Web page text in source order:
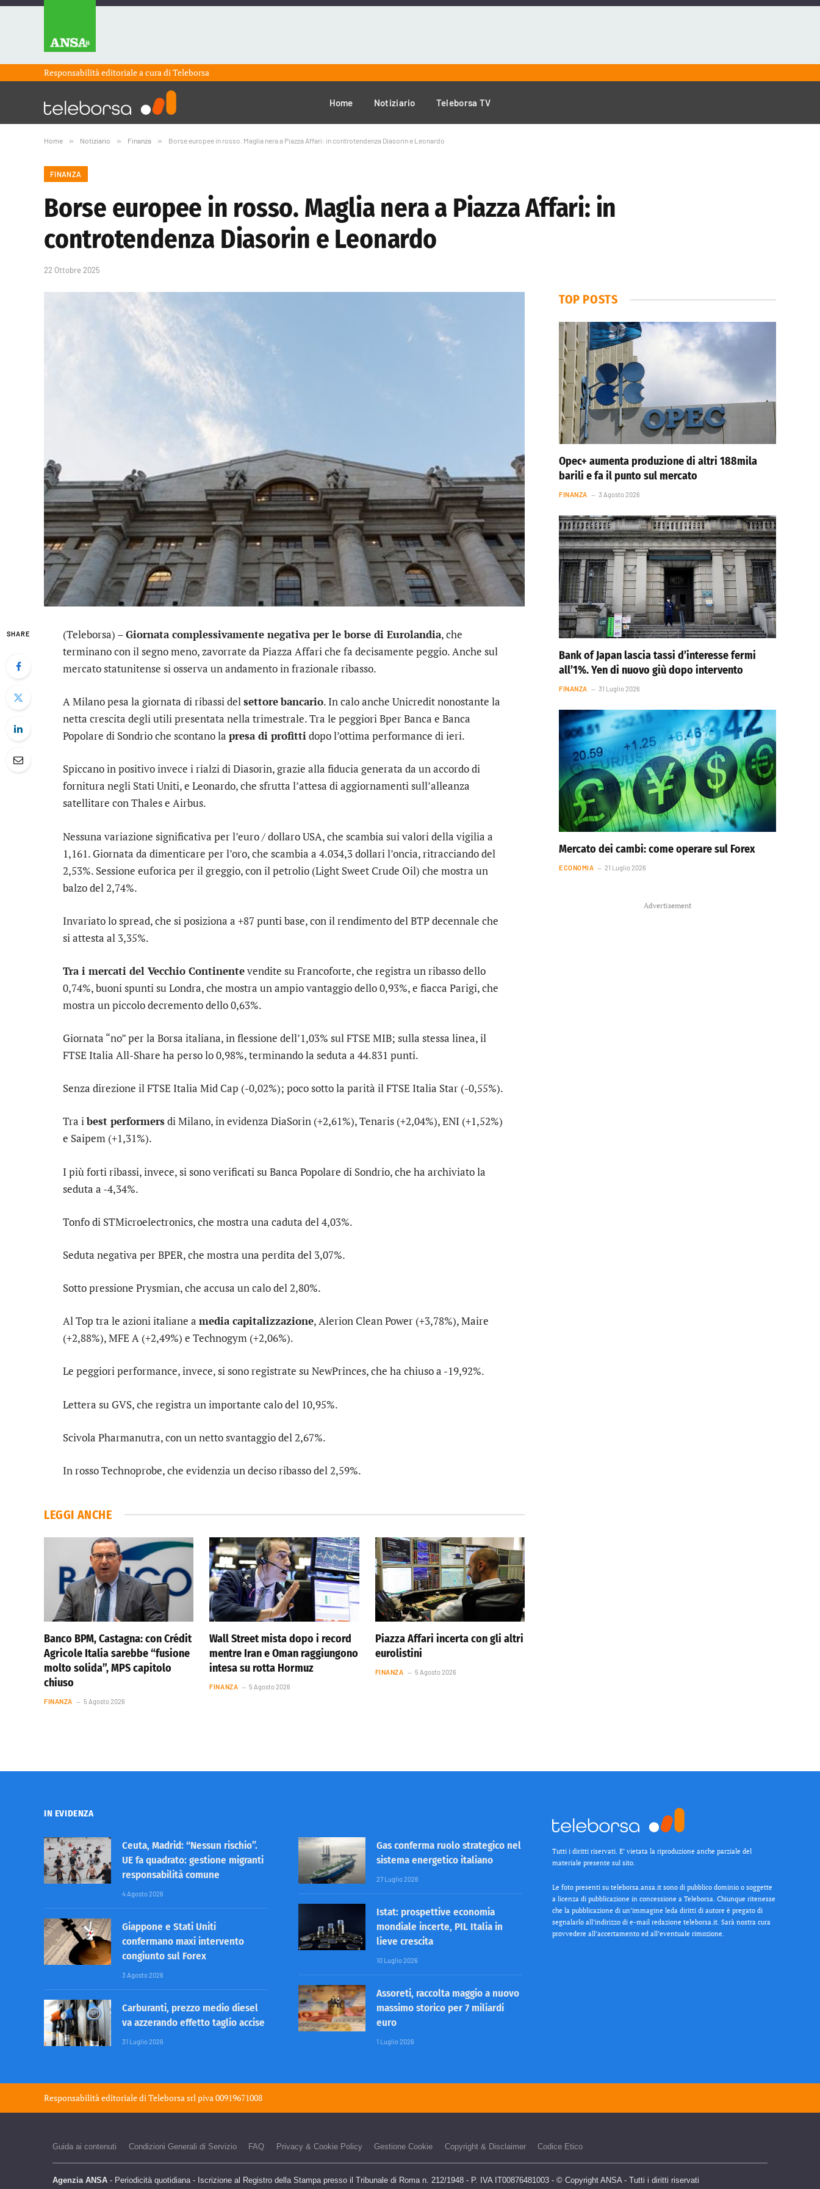
Responsabilità editoriale a cura diTeleborsa
Home Notiziario Teleborsa TV
Home » Notiziario » Finanza » Borse europee in rosso. Maglia nera a Piazza Affari: in controtendenza Diasorin e Leonardo
FINANZA
Borse europee in rosso. Maglia nera a Piazza Affari: in
controtendenza Diasorin e Leonardo
22 Ottobre 2025
SHARE (Teleborsa) –Giornata complessivamente negativa per le borse di Eurolandia, che
terminano con il segno meno, zavorrate da Piazza Affari che fa decisamente peggio. Anche sul
mercato statunitense si osserva un andamento in frazionale ribasso.
A Milano pesa la giornata di ribassi delsettorebancario. In calo anche Unicreditnonostante la
netta crescita degli utili presentata nella trimestrale. Tra le peggioriBper Banca e Banca
Popolare di Sondrioche scontano la presa di profittidopo l’ottima performance di ieri.
Spiccano in positivo invece i rialzi diDiasorin, grazie alla fiducia generata da un accordo di
fornitura negli Stati Uniti, e Leonardo, che sfrutta l’attesa di aggiornamenti sull’alleanza
satellitare conThalese Airbus.
Nessuna variazione significativa per l’euro / dollaro USA, che scambia sui valori della vigilia a
1,161. Giornata da dimenticare per l’oro, che scambia a 4.034,3 dollari l’oncia, ritracciando del
2,53%. Sessione euforica per il greggio, con il petrolio (Light Sweet Crude Oil) che mostra un
balzo del 2,74%.
Invariato lospread, che si posiziona a +87 punti base, con il rendimento del BTP decennale che
si attesta al 3,35%.
Tra i mercati del Vecchio Continentevendite suFrancoforte, che registra un ribasso dello
0,74%, buoni spunti suLondra, che mostra un ampio vantaggio dello 0,93%, e fiacca Parigi, che
mostra un piccolo decremento dello 0,63%.
Giornata “no” per la Borsa italiana, in flessione dell’1,03% sulFTSE MIB; sulla stessa linea, il
FTSE Italia All-Share ha perso lo 0,98%, terminando la seduta a 44.831 punti.
Senza direzione ilFTSE Italia Mid Cap (-0,02%); poco sotto la parità ilFTSE Italia Star (-0,55%).
Tra ibest performersdi Milano, in evidenza DiaSorin (+2,61%),Tenaris (+2,04%),ENI (+1,52%)
e Saipem (+1,31%).
I più forti ribassi, invece, si sono verificati su Banca Popolare di Sondrio, che ha archiviato la
seduta a -4,34%.
Tonfo di STMicroelectronics, che mostra una caduta del 4,03%.
Seduta negativa perBPER, che mostra una perdita del 3,07%.
Sotto pressione Prysmian, che accusa un calo del 2,80%.
Al Top tra le azioni italiane a media capitalizzazione,Alerion Clean Power (+3,78%),Maire
(+2,88%),MFE A (+2,49%) e Technogym (+2,06%).
Le peggiori performance, invece, si sono registrate suNewPrinces, che ha chiuso a -19,92%.
Lettera su GVS, che registra un importante calo del 10,95%.
Scivola Pharmanutra, con un netto svantaggio del 2,67%.
In rossoTechnoprobe, che evidenzia un deciso ribasso del 2,59%.
LEGGI ANCHE
Banco BPM, Castagna: con Crédit
Agricole Italia sarebbe “fusione
molto solida”, MPS capitolo
chiuso
FINANZA 5 Agosto 2026
Wall Street mista dopo i record
mentre Iran e Oman raggiungono
intesa su rotta Hormuz
FINANZA 5 Agosto 2026
Piazza Affari incerta con gli altri
eurolistini
FINANZA 5 Agosto 2026
TOP POSTS
Opec+ aumenta produzione di altri 188mila
barili e fa il punto sul mercato
FINANZA 3 Agosto 2026
Bank of Japan lascia tassi d’interesse fermi
all’1%. Yen di nuovo giù dopo intervento
FINANZA 31 Luglio 2026
Mercato dei cambi: come operare sul Forex
ECONOMIA 21 Luglio 2026
Advertisement
IN EVIDENZA
Ceuta, Madrid: “Nessun rischio”.
UE fa quadrato: gestione migranti
responsabilità comune
4 Agosto 2026
Giappone e Stati Uniti
confermano maxi intervento
congiunto sul Forex
3 Agosto 2026
Carburanti, prezzo medio diesel
va azzerando effetto taglio accise
31 Luglio 2026
Gas conferma ruolo strategico nel
sistema energetico italiano
27 Luglio 2026
Istat: prospettive economia
mondiale incerte, PIL Italia in
lieve crescita
10 Luglio 2026
Assoreti, raccolta maggio a nuovo
massimo storico per 7 miliardi
euro
1 Luglio 2026
Tutti i diritti riservati. E’ vietata la riproduzione anche parziale del
materiale presente sul sito.
Le foto presenti su teleborsa.ansa.it sono di pubblico dominio o soggette
a licenza di pubblicazione in concessione a Teleborsa. Chiunque ritenesse
che la pubblicazione di un’immagine leda diritti di autore è pregato di
segnalarlo all’indirizzo di e-mail redazione teleborsa.it. Sarà nostra cura
provvedere all’accertamento ed all’eventuale rimozione.
Responsabilità editoriale diTeleborsa srlpiva 00919671008
Guida ai contenuti Condizioni Generali di Servizio FAQ Privacy & Cookie Policy Gestione Cookie Copyright & Disclaimer Codice Etico
Agenzia ANSA - Periodicità quotidiana - Iscrizione al Registro della Stampa presso il Tribunale di Roma n. 212/1948 - P. IVA IT00876481003 - © Copyright ANSA - Tutti i diritti riservati